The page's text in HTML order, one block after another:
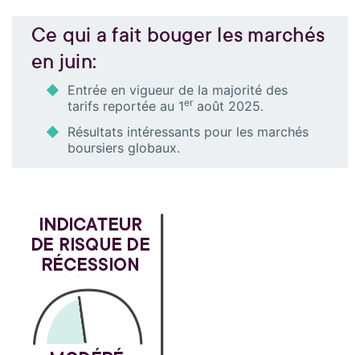
Ce qui a fait bouger les marchés
en juin:
Entrée en vigueur de la majorité des
tarifs reportée au 1eraoût 2025.
Résultats intéressants pour les marchés
boursiers globaux.